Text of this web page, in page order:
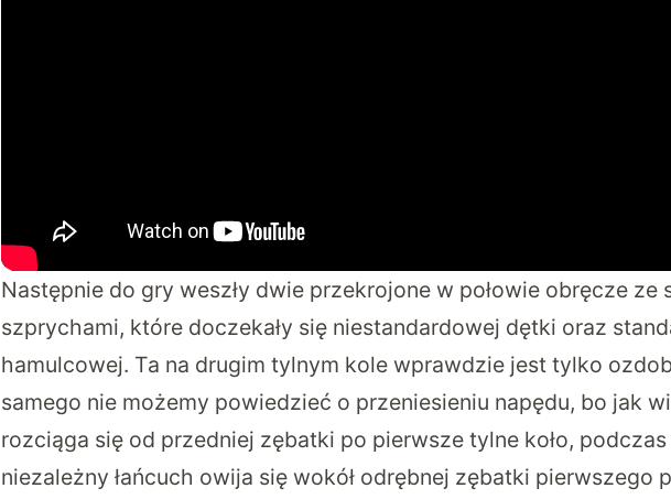
Następnie do gry weszły dwie przekrojone w połowie obręcze ze
szprychami, które doczekały się niestandardowej dętki oraz
hamulcowej. Ta na drugim tylnym kole wprawdzie jest tylko
samego nie możemy powiedzieć o przeniesieniu napędu, bo jak
rozciąga się od przedniej zębatki po pierwsze tylne koło,
niezależny łańcuch owija się wokół odrębnej zębatki pierwszego